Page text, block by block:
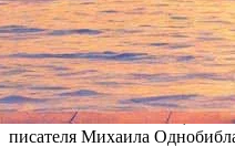
исторический роман
Юзефовича «Зимняя
Казахстана Эльдара
сборник публицистики
«Украина трех революций»,
Галиной «Автохтоны», а
писателя Михаила